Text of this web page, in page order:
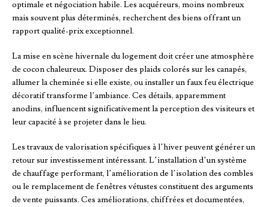
optimale et négociation habile. Les acquéreurs, moins nombreux
mais souvent plus déterminés, recherchent des biens offrant un
rapport qualité-prix exceptionnel.
La mise en scène hivernale du logement doit créer une atmosphère
de cocon chaleureux. Disposer des plaids colorés sur les canapés,
allumer la cheminée si elle existe, ou installer un faux feu électrique
décoratif transforme l’ambiance. Ces détails, apparemment
anodins, influencent significativement la perception des visiteurs et
leur capacité à se projeter dans le lieu.
Les travaux de valorisation spécifiques à l’hiver peuvent générer un
retour sur investissement intéressant. L’installation d’un système
de chauffage performant, l’amélioration de l’isolation des combles
ou le remplacement de fenêtres vétustes constituent des arguments
de vente puissants. Ces améliorations, chiffrées et documentées,